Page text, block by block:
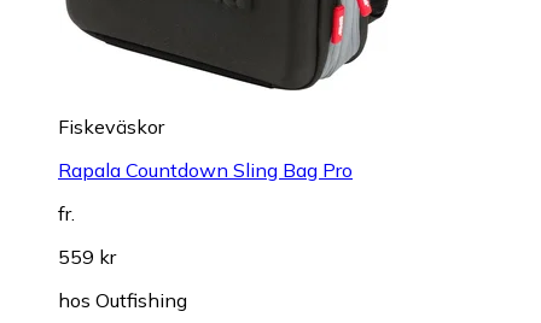
Fiskeväskor
Rapala Countdown Sling Bag Pro
fr.
559 kr
hos Outfishing